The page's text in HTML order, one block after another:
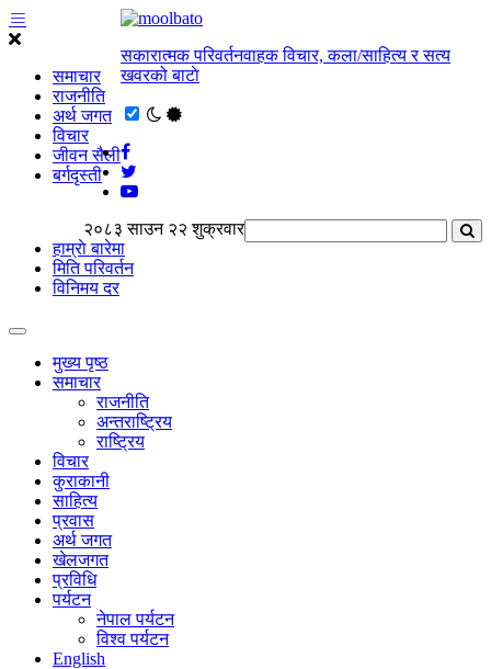
समाचार
राजनीति
अर्थ जगत
विचार
जीवन सैली
बर्गदृस्ती
सकारात्मक परिवर्तनवाहक विचार, कला/साहित्य र सत्य
खवरको बाटाे
२०८३ साउन २२ शुक्रवार
हाम्राे बारेमा
मिति परिवर्तन
विनिमय दर
मुख्य पृष्ठ
समाचार
राजनीति
अन्तराष्ट्रिय
राष्ट्रिय
विचार
कुराकानी
साहित्य
प्रवास
अर्थ जगत
खेलजगत
प्रविधि
पर्यटन
नेपाल पर्यटन
विश्व पर्यटन
English